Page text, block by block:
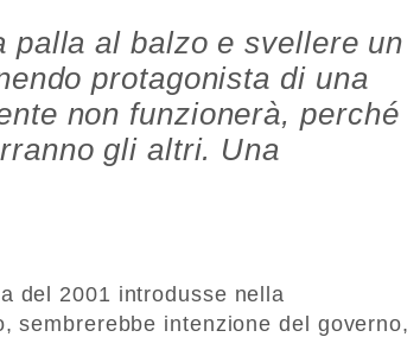
palla al balzo e svellere un
protagonista di una
non funzionerà, perché
gli altri. Una
del 2001 introdusse nella
sembrerebbe intenzione del governo,